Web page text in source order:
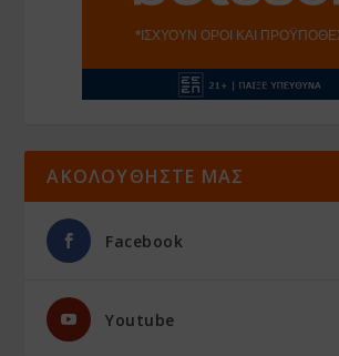
ΑΚΟΛΟΥΘΗΣΤΕ ΜΑΣ
Facebook
Youtube